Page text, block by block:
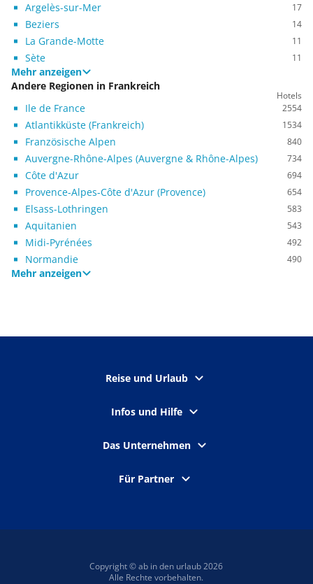
Argelès-sur-Mer 17
Beziers 14
La Grande-Motte 11
Sète 11
Mehr anzeigen
Andere Regionen in Frankreich
Hotels
Ile de France 2554
Atlantikküste (Frankreich) 1534
Französische Alpen 840
Auvergne-Rhône-Alpes (Auvergne & Rhône-Alpes) 734
Côte d'Azur 694
Provence-Alpes-Côte d'Azur (Provence) 654
Elsass-Lothringen 583
Aquitanien 543
Midi-Pyrénées 492
Normandie 490
Mehr anzeigen
Reise und Urlaub
Infos und Hilfe
Das Unternehmen
Für Partner
Copyright © ab in den urlaub 2026
Alle Rechte vorbehalten.